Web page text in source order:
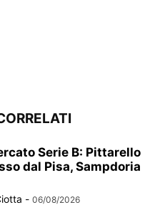
Serie B: Pittarello
dal Pisa, Sampdoria
- 06/08/2026